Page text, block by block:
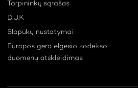
Tarpininkų sąrašas
D.U.K
Slapukų nustatymai
Europos gero elgesio kodekso
duomenų atskleidimas